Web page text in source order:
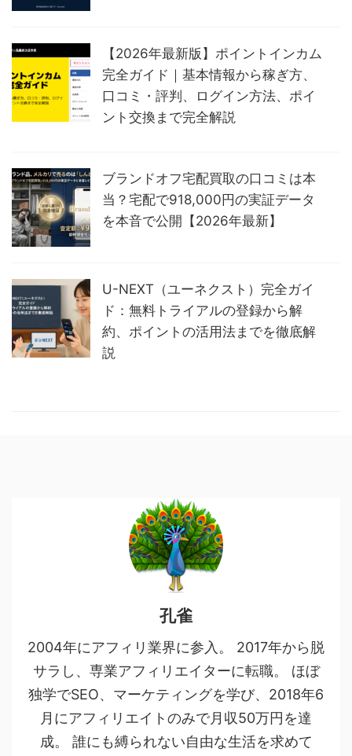
【2026年最新版】ポイントインカム
完全ガイド｜基本情報から稼ぎ方、
口コミ・評判、ログイン方法、ポイ
ント交換まで完全解説
ブランドオフ宅配買取の口コミは本
当？宅配で918,000円の実証データ
を本音で公開【2026年最新】
U-NEXT（ユーネクスト）完全ガイ
ド：無料トライアルの登録から解
約、ポイントの活用法までを徹底解
説
孔雀
2004年にアフィリ業界に参入。 2017年から脱
サラし、専業アフィリエイターに転職。 ほぼ
独学でSEO、マーケティングを学び、2018年6
月にアフィリエイトのみで月収50万円を達
成。 誰にも縛られない自由な生活を求めて